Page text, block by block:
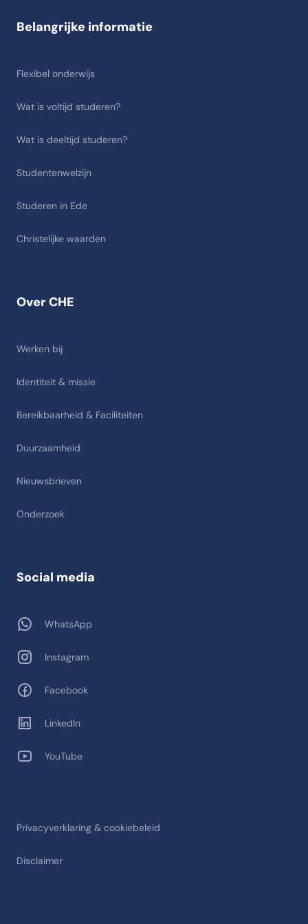
Over CHE
Werken bij
Identiteit & missie
Bereikbaarheid & Faciliteiten
Duurzaamheid
Nieuwsbrieven
Onderzoek
Belangrijke informatie
Flexibel onderwijs
Wat is voltijd studeren?
Wat is deeltijd studeren?
Studentenwelzijn
Studeren in Ede
Christelijke waarden
Privacyverklaring & cookiebeleid
Disclaimer
Social media
WhatsApp
Instagram
Facebook
LinkedIn
YouTube